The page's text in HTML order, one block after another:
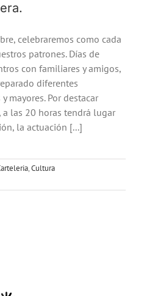
celebraremos como cada
patrones. Días de
con familiares y amigos,
diferentes
mayores. Por destacar
las 20 horas tendrá lugar
la actuación [...]
,Cultura